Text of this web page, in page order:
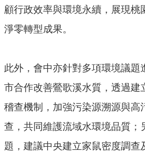
關
電
機
車
大
廢
俱
顧行政效率與環境永續，展現桃
淨零轉型成果。
此外，會中亦針對多項環境議題
市合作改善鶯歌溪水質，透過建
稽查機制，加強污染源溯源與高
查，共同維護流域水環境品質；
題，建議中央建立家鼠密度調查